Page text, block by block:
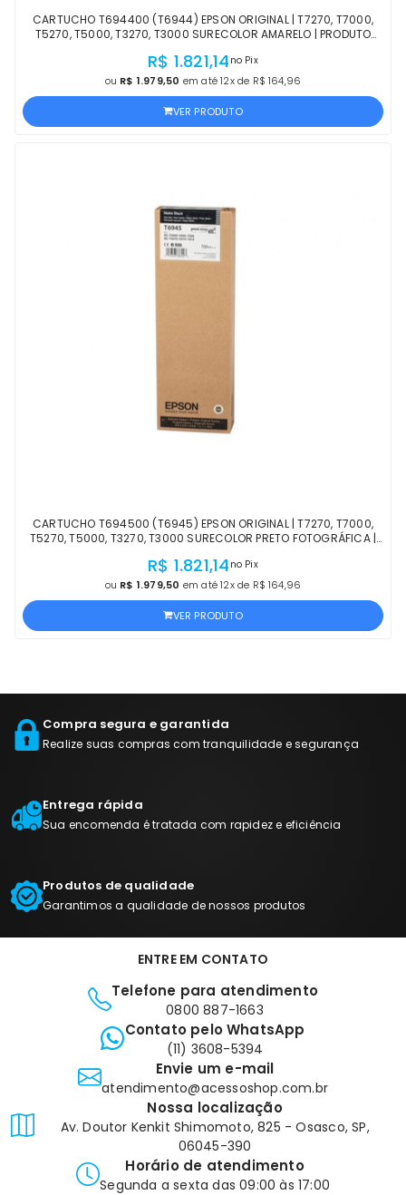
CARTUCHO T694400 (T6944) EPSON ORIGINAL | T7270, T7000,
T5270, T5000, T3270, T3000 SURECOLOR AMARELO | PRODUTO
R$ 1.821,14 no Pix
ou R$ 1.979,50 em até 12x de R$ 164,96
VER PRODUTO
CARTUCHO T694500 (T6945) EPSON ORIGINAL | T7270, T7000,
T5270, T5000, T3270, T3000 SURECOLOR PRETO FOTOGRÁFICA |
R$ 1.821,14 no Pix
ou R$ 1.979,50 em até 12x de R$ 164,96
VER PRODUTO
Compra segura e garantida
Realize suas compras com tranquilidade e segurança
Entrega rápida
Sua encomenda é tratada com rapidez e eficiência
Produtos de qualidade
Garantimos a qualidade de nossos produtos
ENTRE EM CONTATO
Telefone para atendimento
0800 887-1663
Contato pelo WhatsApp
(11) 3608-5394
Envie um e-mail
atendimento@acessoshop.com.br
Nossa localização
Av. Doutor Kenkit Shimomoto, 825 - Osasco, SP,
06045-390
Horário de atendimento
Segunda a sexta das 09:00 às 17:00